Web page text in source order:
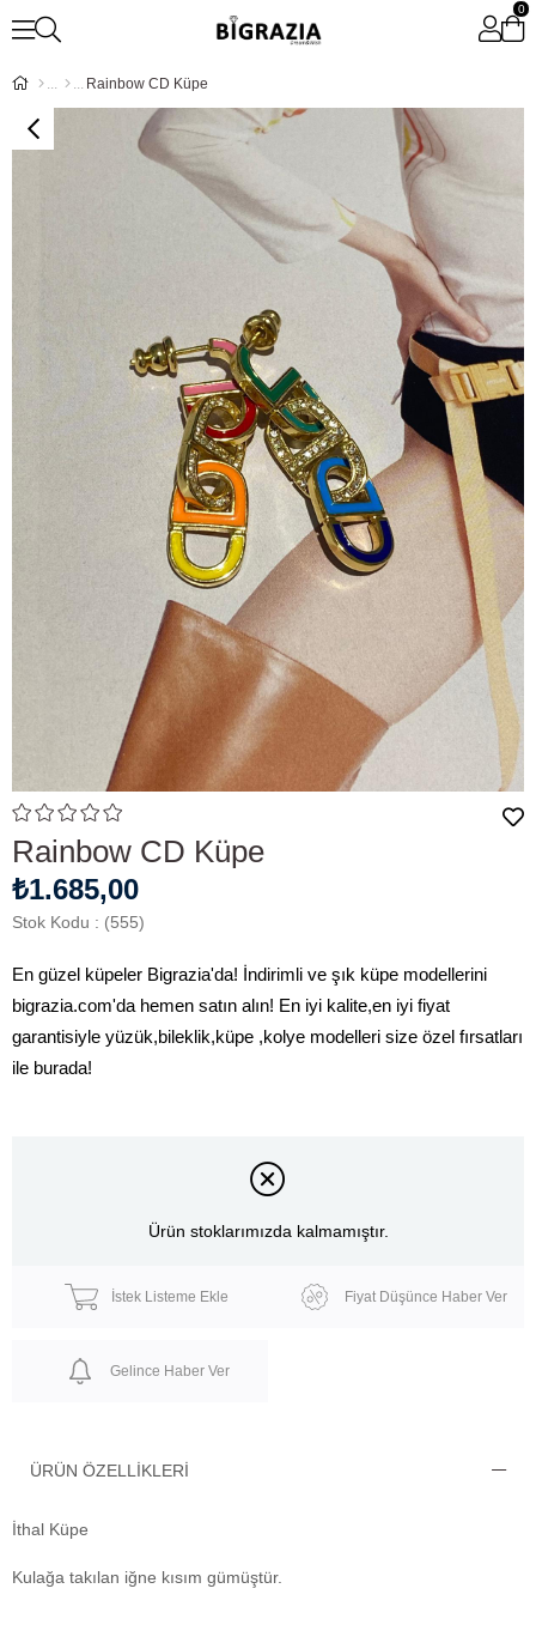
0
Rainbow CD Küpe
Rainbow CD Küpe
₺1.685,00
Stok Kodu (555)
En güzel küpeler Bigrazia'da! İndirimli ve şık küpe modellerini
bigrazia.com'da hemen satın alın! En iyi kalite,en iyi fiyat
garantisiyle yüzük,bileklik,küpe ,kolye modelleri size özel fırsatları
ile burada!
Ürün stoklarımızda kalmamıştır.
İstek Listeme Ekle Fiyat Düşünce Haber Ver
Gelince Haber Ver
ÜRÜN ÖZELLIKLERI
İthal Küpe
Kulağa takılan iğne kısım gümüştür.